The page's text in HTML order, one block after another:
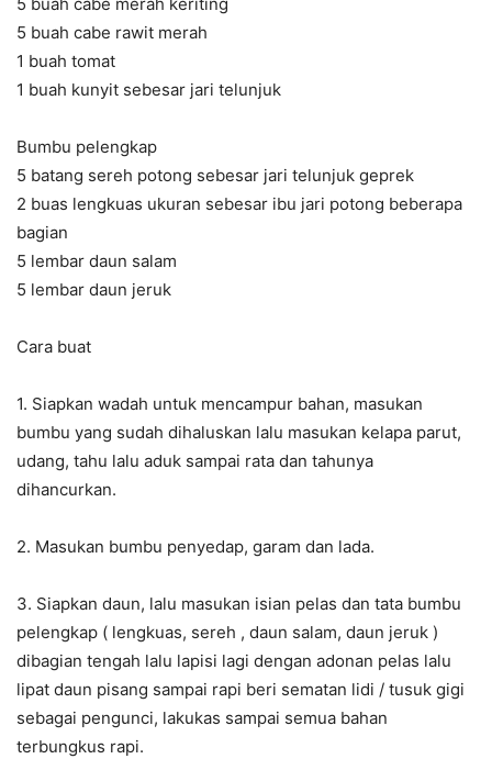
5 buah cabe merah keriting
5 buah cabe rawit merah
1 buah tomat
1 buah kunyit sebesar jari telunjuk
Bumbu pelengkap
5 batang sereh potong sebesar jari telunjuk geprek
2 buas lengkuas ukuran sebesar ibu jari potong beberapa
bagian
5 lembar daun salam
5 lembar daun jeruk
Cara buat
1. Siapkan wadah untuk mencampur bahan, masukan
bumbu yang sudah dihaluskan lalu masukan kelapa parut,
udang, tahu lalu aduk sampai rata dan tahunya
dihancurkan.
2. Masukan bumbu penyedap, garam dan lada.
3. Siapkan daun, lalu masukan isian pelas dan tata bumbu
pelengkap ( lengkuas, sereh , daun salam, daun jeruk )
dibagian tengah lalu lapisi lagi dengan adonan pelas lalu
lipat daun pisang sampai rapi beri sematan lidi / tusuk gigi
sebagai pengunci, lakukas sampai semua bahan
terbungkus rapi.